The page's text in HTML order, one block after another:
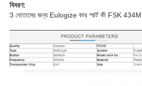
বিবরণ:
3 বোতামের জন্য Eulogize কার স্মার্ট কী FSK